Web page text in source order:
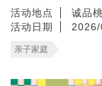
活动地点
诚品
活动日期
亲子家庭